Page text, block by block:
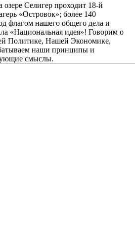
Селигер проходит 18-й
«Островок»; более 140
флагом нашего общего дела и
«Национальная идея»! Говорим о
Политике, Нашей Экономике,
наши принципы и
смыслы.